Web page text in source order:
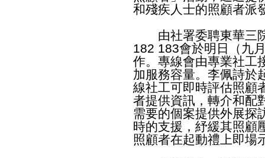
和殘疾人士的照顧者派
由社署委聘東華三院
182 183會於明日（九
作。專線會由專業社工
加服務容量。李佩詩於
線社工可即時評估照顧
者提供資訊，轉介和配
需要的個案提供外展探
時的支援，紓緩其照顧
照顧者在起動禮上即場